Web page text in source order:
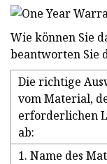
Wie können Sie
beantworten Sie
Die richtige
vom Material,
erforderlichen
ab:
1. Name des